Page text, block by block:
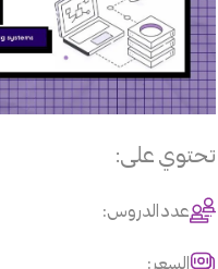
تحتوي على:
عدد الدروس:
السعر: